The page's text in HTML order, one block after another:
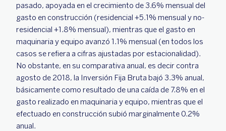
pasado, apoyada en el crecimiento de 3.6% mensual del
gasto en construcción (residencial +5.1% mensual y no-
residencial +1.8% mensual), mientras que el gasto en
maquinaria y equipo avanzó 1.1% mensual (en todos los
casos se refiera a cifras ajustadas por estacionalidad).
No obstante, en su comparativa anual, es decir contra
agosto de 2018, la Inversión Fija Bruta bajó 3.3% anual,
básicamente como resultado de una caída de 7.8% en el
gasto realizado en maquinaria y equipo, mientras que el
efectuado en construcción subió marginalmente 0.2%
anual.